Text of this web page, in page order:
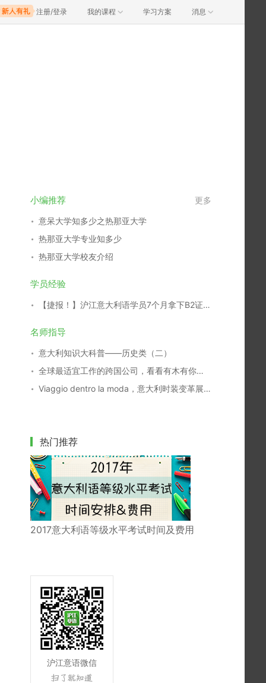
注册/登录 我的课程 学习方案 消息
小编推荐 更多
意呆大学知多少之热那亚大学
热那亚大学专业知多少
热那亚大学校友介绍
学员经验
【捷报！】沪江意大利语学员7个月拿下B2证书！
名师指导
意大利知识大科普——历史类（二）
全球最适宜工作的跨国公司，看看有木有你们家
Viaggio dentro la moda，意大利时装变革展29日开幕
热门推荐
2017意大利语等级水平考试时间及费用
沪江意语微信